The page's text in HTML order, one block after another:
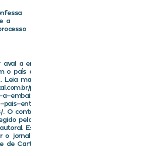
a
a embaixador
o país entrar em
mais em
politica/brasil-
embaixador-dos-
entrar-em-
O conteúdo de
pela legislação
Essa defesa é
o jornalismo
de CartaCapital vivo